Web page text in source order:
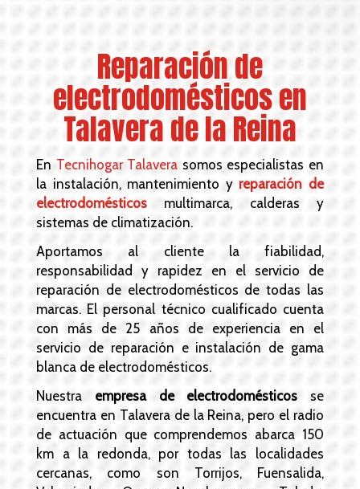
Reparación de
electrodomésticos en
Talavera de la Reina
En Tecnihogar Talavera somos especialistas en
la instalación, mantenimiento y reparación de
electrodomésticos multimarca, calderas y
sistemas de climatización.
Aportamos al cliente la fiabilidad,
responsabilidad y rapidez en el servicio de
reparación de electrodomésticos de todas las
marcas. El personal técnico cualificado cuenta
con más de 25 años de experiencia en el
servicio de reparación e instalación de gama
blanca de electrodomésticos.
Nuestra empresa de electrodomésticos se
encuentra en Talavera de la Reina, pero el radio
de actuación que comprendemos abarca 150
km a la redonda, por todas las localidades
cercanas, como son Torrijos, Fuensalida,